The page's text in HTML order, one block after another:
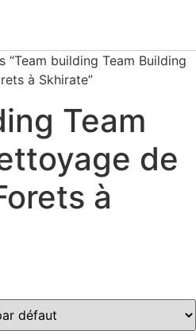
“Team building Team Building
à Skhirate”
Team
de
à